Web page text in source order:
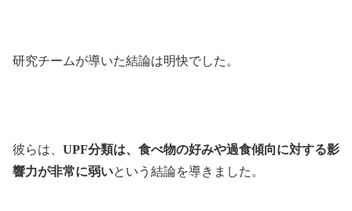
研究チームが導いた結論は明快でした。
彼らは、 UPF分類は、食べ物の好みや過食傾向に対する影
響力が非常に弱いという結論を導きました。